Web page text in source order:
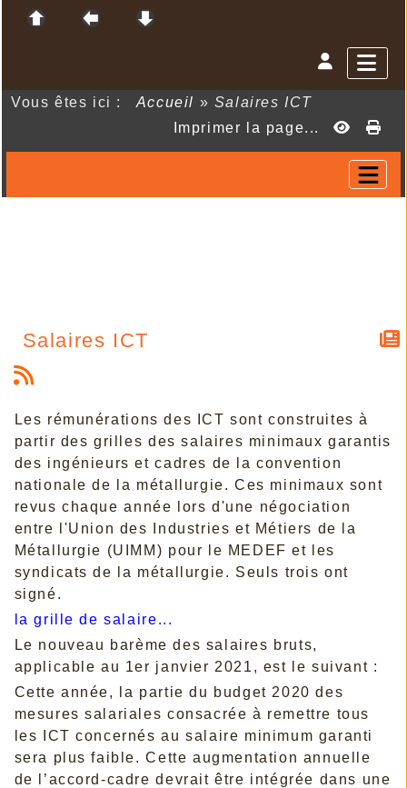
Vous êtes ici : Accueil » Salaires ICT
Imprimer la page...
Salaires ICT
Les rémunérations des ICT sont construites à
partir des grilles des salaires minimaux garantis
des ingénieurs et cadres de la convention
nationale de la métallurgie. Ces minimaux sont
revus chaque année lors d'une négociation
entre l'Union des Industries et Métiers de la
Métallurgie (UIMM) pour le MEDEF et les
syndicats de la métallurgie. Seuls trois ont
signé.
la grille de salaire...
Le nouveau barème des salaires bruts,
applicable au 1er janvier 2021, est le suivant :
Cette année, la partie du budget 2020 des
mesures salariales consacrée à remettre tous
les ICT concernés au salaire minimum garanti
sera plus faible. Cette augmentation annuelle
de l’accord-cadre devrait être intégrée dans une